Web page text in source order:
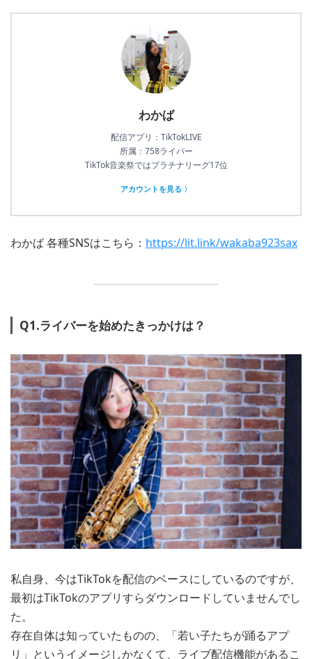
わかば
配信アプリ：TikTokLIVE
所属：758ライバー
TikTok音楽祭ではプラチナリーグ17位
アカウントを見る 〉
わかば 各種SNSはこちら： https://lit.link/wakaba923sax
Q1.ライバーを始めたきっかけは？
私自身、今はTikTokを配信のベースにしているのですが、
最初はTikTokのアプリすらダウンロードしていませんでし
た。
存在自体は知っていたものの、「若い子たちが踊るアプ
リ」というイメージしかなくて、ライブ配信機能があるこ